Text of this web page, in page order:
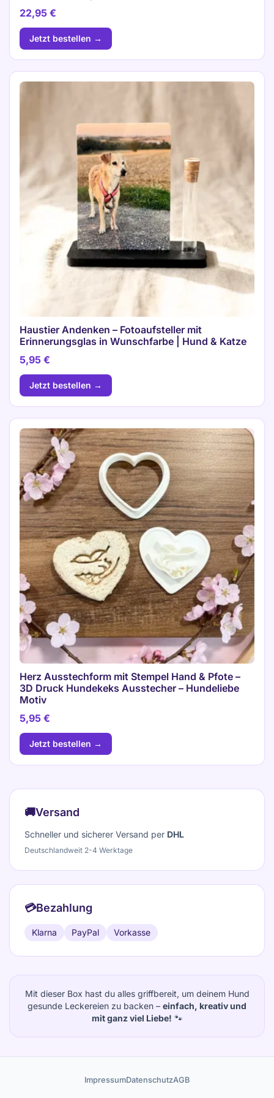
22,95 €
Jetzt bestellen →
Haustier Andenken – Fotoaufsteller mit
Erinnerungsglas in Wunschfarbe | Hund & Katze
5,95 €
Jetzt bestellen →
Herz Ausstechform mit Stempel Hand & Pfote –
3D Druck Hundekeks Ausstecher – Hundeliebe
Motiv
5,95 €
Jetzt bestellen →
🚚Versand
Schneller und sicherer Versand per DHL
Deutschlandweit 2-4 Werktage
💳Bezahlung
Klarna PayPal Vorkasse
Mit dieser Box hast du alles griffbereit, um deinem Hund
gesunde Leckereien zu backen – einfach, kreativ und
mit ganz viel Liebe! 🐾
ImpressumDatenschutzAGB